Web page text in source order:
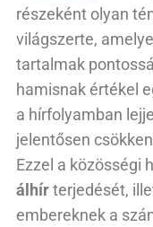
részeként olyan
világszerte,
tartalmak
hamisnak értékel
a hírfolyamban
jelentősen
Ezzel a közösségi
álhírterjedését,
embereknek a